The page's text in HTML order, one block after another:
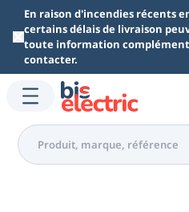
Aller au contenu principal
En raison d'incendies récents
certains délais de livraison
toute information
contacter.